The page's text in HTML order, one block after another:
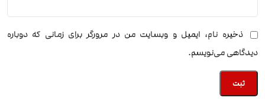
ذخیره نام، ایمیل و وبسایت من در مرورگر برای زمانی که دوباره
دیدگاهی می‌نویسم.